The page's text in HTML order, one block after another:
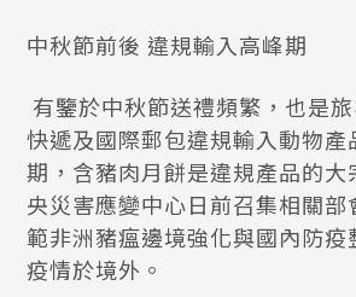
中秋節前後 違規輸入高峰期
有鑒於中秋節送禮頻繁，也是
快遞及國際郵包違規輸入動物產
期，含豬肉月餅是違規產品的大
央災害應變中心日前召集相關
範非洲豬瘟邊境強化與國內防
疫情於境外。